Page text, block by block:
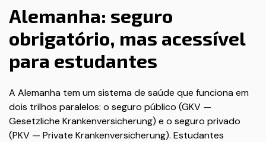
Alemanha: seguro
obrigatório, mas acessível
para estudantes
A Alemanha tem um sistema de saúde que funciona em
dois trilhos paralelos: o seguro público (GKV —
Gesetzliche Krankenversicherung) e o seguro privado
(PKV — Private Krankenversicherung). Estudantes